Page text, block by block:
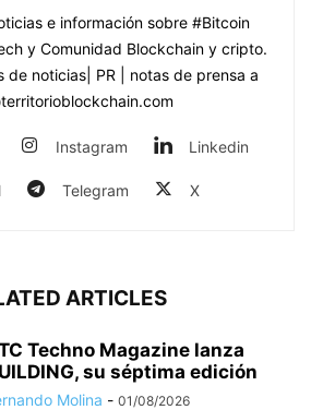
e información sobre #Bitcoin
y Comunidad Blockchain y cripto.
de noticias| PR | notas de prensa a
Instagram Linkedin
Telegram X
ARTICLES
Techno Magazine lanza
su séptima edición
Molina - 01/08/2026